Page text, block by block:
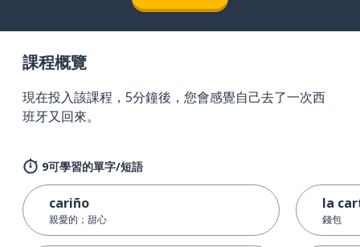
課程概覽
現在投入該課程，5分鐘後，您會感覺自己去了一次西
班牙又回來。
9可學習的單字/短語
cariño
親愛的；甜心
la
錢包